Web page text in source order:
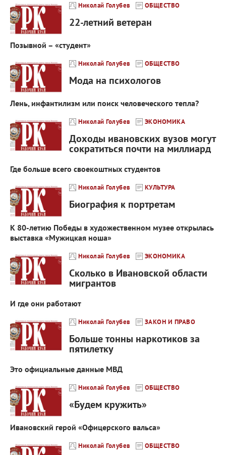
Николай Голубев ОБЩЕСТВО
22-летний ветеран
Позывной – «студент»
Николай Голубев ОБЩЕСТВО
Мода на психологов
Лень, инфантилизм или поиск человеческого тепла?
Николай Голубев ЭКОНОМИКА
Доходы ивановских вузов могут
сократиться почти на миллиард
Где больше всего своекоштных студентов
Николай Голубев КУЛЬТУРА
Биография к портретам
К 80-летию Победы в художественном музее открылась
выставка «Мужицкая ноша»
Николай Голубев ЭКОНОМИКА
Сколько в Ивановской области
мигрантов
И где они работают
Николай Голубев ЗАКОН И ПРАВО
Больше тонны наркотиков за
пятилетку
Это официальные данные МВД
Николай Голубев ОБЩЕСТВО
«Будем кружить»
Ивановский герой «Офицерского вальса»
Николай Голубев ОБЩЕСТВО